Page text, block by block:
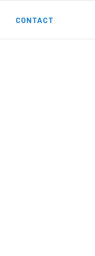
CONTACT